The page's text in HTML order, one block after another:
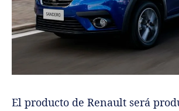
El producto de Renault será